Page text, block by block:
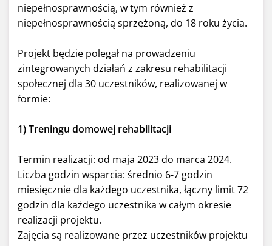
niepełnosprawnością, w tym również z
niepełnosprawnością sprzężoną, do 18 roku życia.
Projekt będzie polegał na prowadzeniu
zintegrowanych działań z zakresu rehabilitacji
społecznej dla 30 uczestników, realizowanej w
formie:
1) Treningu domowej rehabilitacji
Termin realizacji: od maja 2023 do marca 2024.
Liczba godzin wsparcia: średnio 6-7 godzin
miesięcznie dla każdego uczestnika, łączny limit 72
godzin dla każdego uczestnika w całym okresie
realizacji projektu.
Zajęcia są realizowane przez uczestników projektu